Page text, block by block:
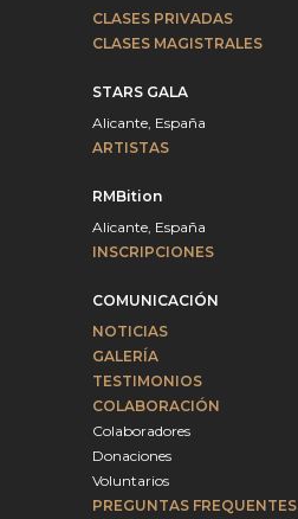
CLASES PRIVADAS
CLASES MAGISTRALES
STARS GALA
Alicante, España
ARTISTAS
RMBition
Alicante, España
INSCRIPCIONES
COMUNICACIÓN
NOTICIAS
GALERÍA
TESTIMONIOS
COLABORACIÓN
Colaboradores
Donaciones
Voluntarios
PREGUNTAS FREQUENTES